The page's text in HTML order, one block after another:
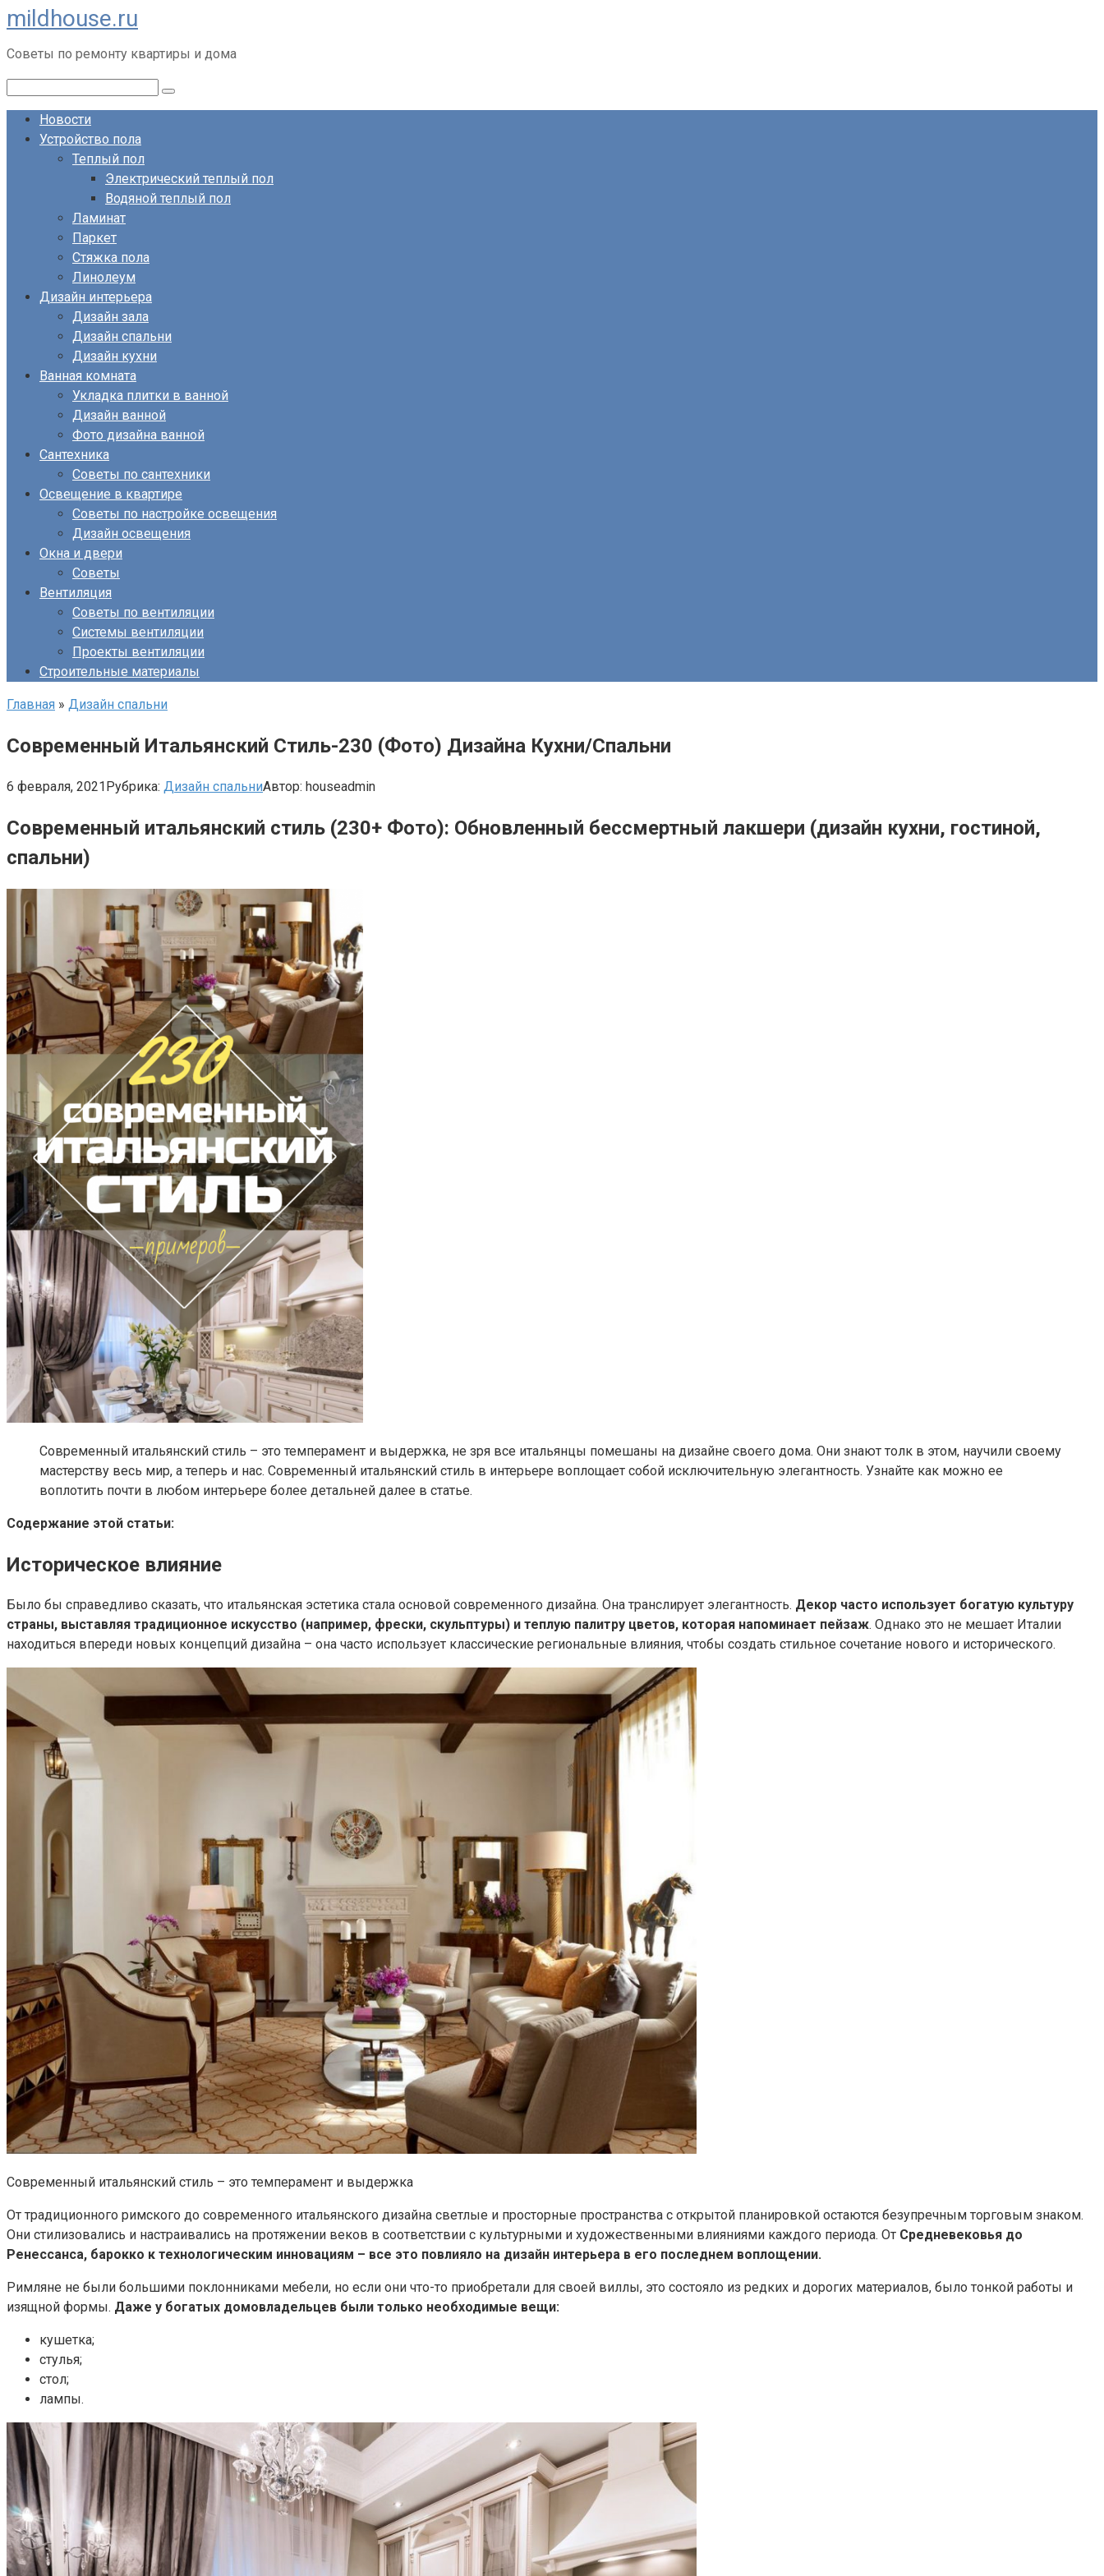
Перейти
к
контенту
mildhouse.ru
Советы по ремонту квартиры и дома
Новости
Устройство пола
Теплый пол
Электрический теплый пол
Водяной теплый пол
Ламинат
Паркет
Стяжка пола
Линолеум
Дизайн интерьера
Дизайн зала
Дизайн спальни
Дизайн кухни
Ванная комната
Укладка плитки в ванной
Дизайн ванной
Фото дизайна ванной
Сантехника
Советы по сантехники
Освещение в квартире
Советы по настройке освещения
Дизайн освещения
Окна и двери
Советы
Вентиляция
Советы по вентиляции
Системы вентиляции
Проекты вентиляции
Строительные материалы
Главная » Дизайн спальни
Современный Итальянский Стиль-230 (Фото) Дизайна Кухни/Спальни
6 февраля, 2021Рубрика: Дизайн спальниАвтор: houseadmin
Современный итальянский стиль (230+ Фото): Обновленный бессмертный лакшери (дизайн кухни, гостиной,
спальни)
Современный итальянский стиль – это темперамент и выдержка, не зря все итальянцы помешаны на дизайне своего дома. Они знают толк в этом, научили своему
мастерству весь мир, а теперь и нас. Современный итальянский стиль в интерьере воплощает собой исключительную элегантность. Узнайте как можно ее
воплотить почти в любом интерьере более детальней далее в статье.
Содержание этой статьи:
Историческое влияние
Было бы справедливо сказать, что итальянская эстетика стала основой современного дизайна. Она транслирует элегантность. Декор часто использует богатую культуру
страны, выставляя традиционное искусство (например, фрески, скульптуры) и теплую палитру цветов, которая напоминает пейзаж. Однако это не мешает Италии
находиться впереди новых концепций дизайна – она часто использует классические региональные влияния, чтобы создать стильное сочетание нового и исторического.
Современный итальянский стиль – это темперамент и выдержка
От традиционного римского до современного итальянского дизайна светлые и просторные пространства с открытой планировкой остаются безупречным торговым знаком.
Они стилизовались и настраивались на протяжении веков в соответствии с культурными и художественными влияниями каждого периода. От Средневековья до
Ренессанса, барокко к технологическим инновациям – все это повлияло на дизайн интерьера в его последнем воплощении.
Римляне не были большими поклонниками мебели, но если они что-то приобретали для своей виллы, это состояло из редких и дорогих материалов, было тонкой работы и
изящной формы. Даже у богатых домовладельцев были только необходимые вещи:
кушетка;
стулья;
стол;
лампы.